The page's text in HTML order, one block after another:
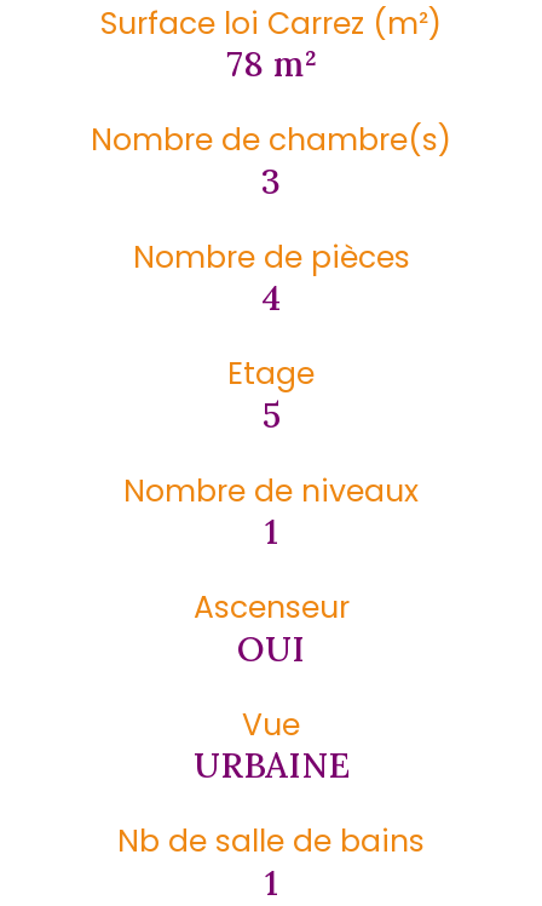
Surface loi Carrez (m²)
78 m²
Nombre de chambre(s)
3
Nombre de pièces
4
Etage
5
Nombre de niveaux
1
Ascenseur
OUI
Vue
URBAINE
Nb de salle de bains
1